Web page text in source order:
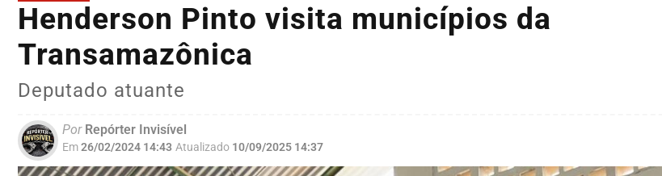
Henderson Pinto visita municípios da
Transamazônica
Deputado atuante
PorRepórter Invisível
Em26/02/2024 14:43 Atualizado 10/09/2025 14:37